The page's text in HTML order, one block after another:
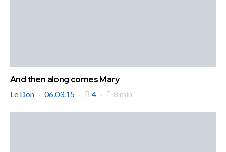
And then along comes Mary
Le Don
06.03.15 4 8 min